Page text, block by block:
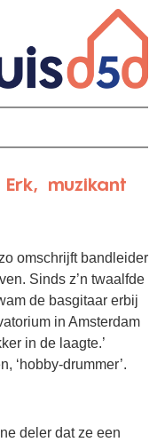
muzikant
omschrijft bandleider
Sinds z’n twaalfde
de basgitaar erbij
in Amsterdam
in de laagte.’
‘hobby-drummer’.
deler dat ze een